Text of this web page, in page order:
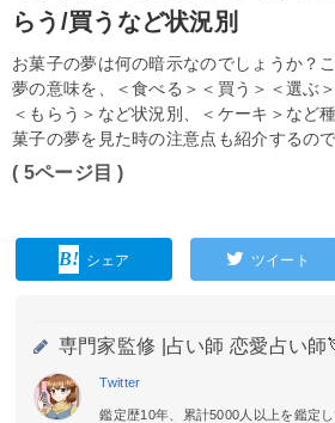
らう/買うなど状況別
お菓子の夢は何の暗示なのでしょうか？
夢の意味を、＜食べる＞＜買う＞＜選ぶ
＜もらう＞など状況別、＜ケーキ＞など
菓子の夢を見た時の注意点も紹介するの
( 5ページ目 )
シェア ツイート
専門家監修 | 占い師 恋愛占い師
Twitter
鑑定歴10年、累計5000人以上を鑑定